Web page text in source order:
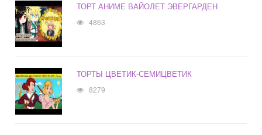
ТОРТ АНИМЕ ВАЙОЛЕТ ЭВЕРГАРДЕН
4863
ТОРТЫ ЦВЕТИК-СЕМИЦВЕТИК
8279